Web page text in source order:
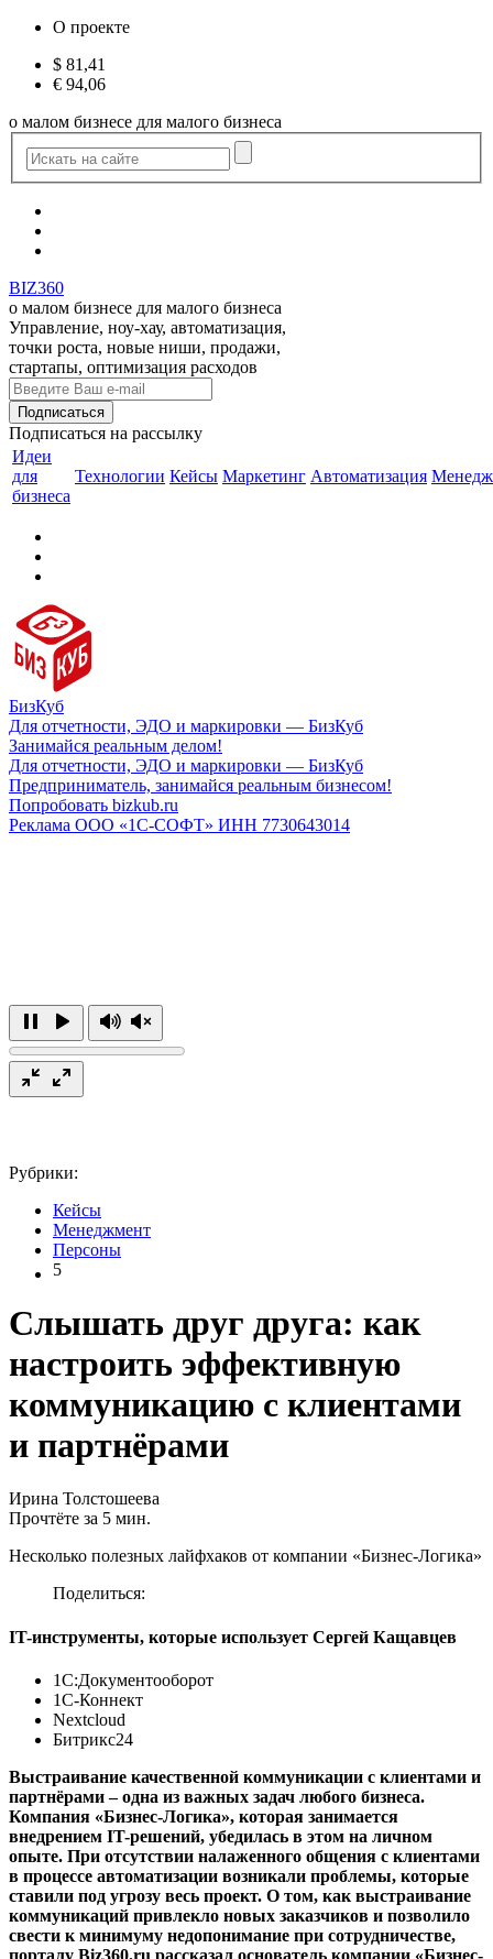
О проекте
$ 81,41
€ 94,06
о малом бизнесе для малого бизнеса
BIZ360
о малом бизнесе для малого бизнеса
Управление, ноу-хау, автоматизация,
точки роста, новые ниши, продажи,
стартапы, оптимизация расходов
Подписаться на рассылку
Идеи
для
бизнеса
Технологии Кейсы Маркетинг Автоматизация
БизКуб
Для отчетности, ЭДО и маркировки — БизКуб
Занимайся реальным делом!
Для отчетности, ЭДО и маркировки — БизКуб
Предприниматель, занимайся реальным бизнесом!
Попробовать bizkub.ru
Реклама ООО «1С-СОФТ» ИНН 7730643014
Рубрики:
Кейсы
Менеджмент
Персоны
5
Слышать друг друга: как
настроить эффективную
коммуникацию с клиентами
и партнёрами
Ирина Толстошеева
Прочтёте за 5 мин.
Несколько полезных лайфхаков от компании «Бизнес-Логика»
Поделиться:
IT-инструменты, которые использует Сергей Кащавцев
1С:Документооборот
1С-Коннект
Nextcloud
Битрикс24
Выстраивание качественной коммуникации с клиентами и
партнёрами – одна из важных задач любого бизнеса.
Компания «Бизнес-Логика», которая занимается
внедрением IT-решений, убедилась в этом на личном
опыте. При отсутствии налаженного общения с клиентами
в процессе автоматизации возникали проблемы, которые
ставили под угрозу весь проект. О том, как выстраивание
коммуникаций привлекло новых заказчиков и позволило
свести к минимуму недопонимание при сотрудничестве,
порталу Biz360.ru рассказал основатель компании «Бизнес-